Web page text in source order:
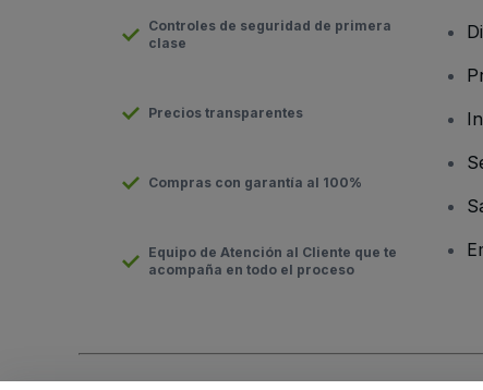
Controles de seguridad de primera
clase
Precios transparentes
Compras con garantía al 100%
Equipo de Atención al Cliente que te
acompaña en todo el proceso